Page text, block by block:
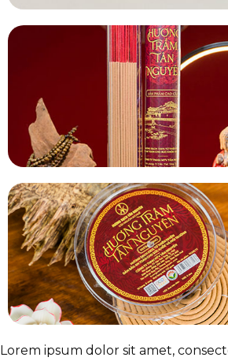
Lorem ipsum dolor sit amet,